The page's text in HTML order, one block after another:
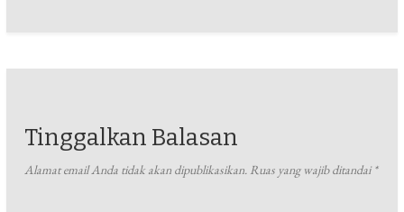
Tinggalkan Balasan
Alamat email Anda tidak akan dipublikasikan. Ruas yang wajib ditandai *